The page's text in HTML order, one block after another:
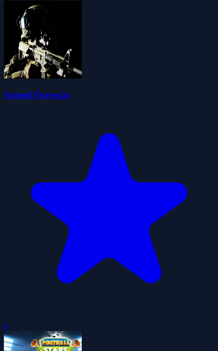
Armed Forces.io
0